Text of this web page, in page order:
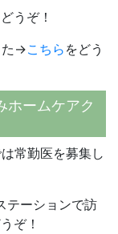
うぞ！
た→こちら をどう
ホームケアク
常勤医を募集し
テーションで訪
ぞ！